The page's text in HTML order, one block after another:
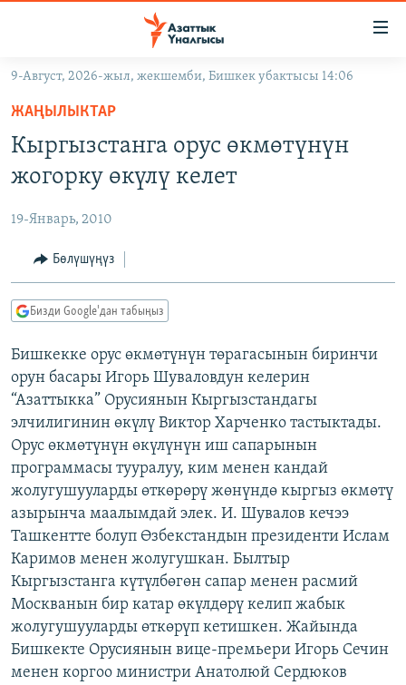
Навигацияга
өтүңүз
Издөөгө
салыңызКЫРГЫЗСТАН
ЭКОНОМИКА
МАДАНИЯТ
ДҮЙНӨ
БОРБОР АЗИЯ
УКРАИНА
АТАЙЫН ИЛИКТӨӨ
ТВ ПРОГРАММАЛАР
ЭКСПЕРТТЕР ТАЛДАЙТ
БИЗ ЖАНА ДҮЙНӨ
ДАНИСТЕ
ЭЖЕ-СИҢДИЛЕР
АЗАТТЫК+
ЫҢГАЙСЫЗ СУРООЛОР
ӨЗГӨЧӨ ПИКИР
Русский
ОНЛАЙН ШЕРИНЕ
ЭЕ/АРнун бардык сайттары
9-Август, 2026-жыл, жекшемби, Бишкек убактысы 14:06
ЖАҢЫЛЫКТАР
Кыргызстанга орус өкмөтүнүн
жогорку өкүлү келет
19-Январь, 2010
Бөлүшүңүз
Бизди Google'дан табыңыз
Бишкекке орус өкмөтүнүн төрагасынын биринчи
орун басары Игорь Шуваловдун келерин
“Азаттыкка” Орусиянын Кыргызстандагы
элчилигинин өкүлү Виктор Харченко тастыктады.
Орус өкмөтүнүн өкүлүнүн иш сапарынын
программасы тууралуу, ким менен кандай
жолугушууларды өткөрөрү жөнүндө кыргыз өкмөтү
азырынча маалымдай элек. И. Шувалов кечээ
Ташкентте болуп Өзбекстандын президенти Ислам
Каримов менен жолугушкан. Былтыр
Кыргызстанга күтүлбөгөн сапар менен расмий
Москванын бир катар өкүлдөрү келип жабык
жолугушууларды өткөрүп кетишкен. Жайында
Бишкекте Орусиянын вице-премьери Игорь Сечин
менен коргоо министри Анатолюй Сердюков